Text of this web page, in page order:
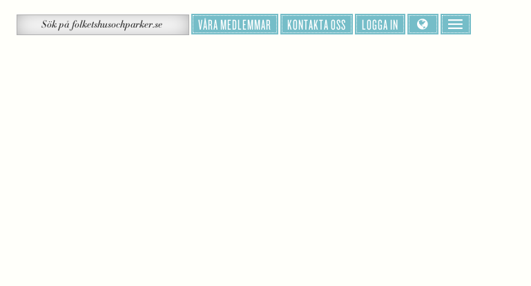
på
Sök VÅRA MEDLEMMAR KONTAKTA OSS LOGGA IN